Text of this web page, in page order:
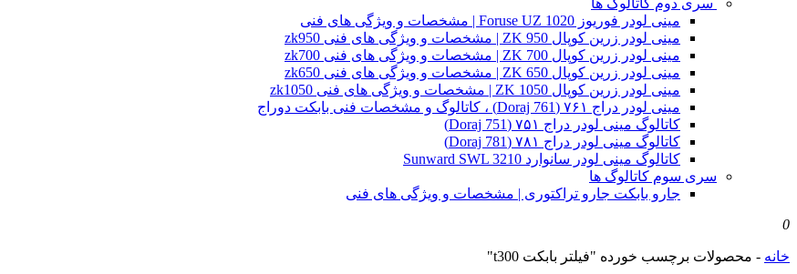
سری دوم کاتالوگ ها
مینی لودر فوریوز Foruse UZ 1020 | مشخصات و ویژگی های فنی
مینی لودر زرین کوپال ZK 950 | مشخصات و ویژگی های فنی zk950
مینی لودر زرین کوپال ZK 700 | مشخصات و ویژگی های فنی zk700
مینی لودر زرین کوپال ZK 650 | مشخصات و ویژگی های فنی zk650
مینی لودر زرین کوپال ZK 1050 | مشخصات و ویژگی های فنی zk1050
مینی لودر دراج ۷۶۱ (Doraj 761) ، کاتالوگ و مشخصات فنی بابکت دوراج
کاتالوگ مینی لودر دراج ۷۵۱ (Doraj 751)
کاتالوگ مینی لودر دراج ۷۸۱ (Doraj 781)
کاتالوگ مینی لودر سانوارد Sunward SWL 3210
سری سوم کاتالوگ ها
جارو بابکت جارو تراکتوری | مشخصات و ویژگی های فنی
0
خانه - محصولات برچسب خورده "فیلتر بابکت t300"